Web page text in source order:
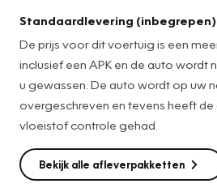
achter de auto bevindt en geeft een
waarschuwingssignaal. Bij deze
geavanceerde afstandsbediening.
brengen u overal in contact met uw
weg kwijt: daarvoor zorgt het
Automatische airconditioning
interieur met een druk op de knop.
heeft uiteenlopende functies. Ook
Standaardlevering (inbegrepen)
De prijs voor dit voertuig is een
inclusief een APK en de auto wordt
u gewassen. De auto wordt op uw
overgeschreven en tevens heeft de
vloeistof controle gehad.
Bekijk alle afleverpakketten